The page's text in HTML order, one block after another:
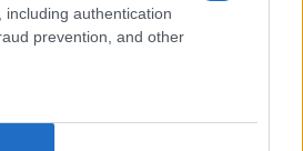
including authentication
prevention, and other
Conference